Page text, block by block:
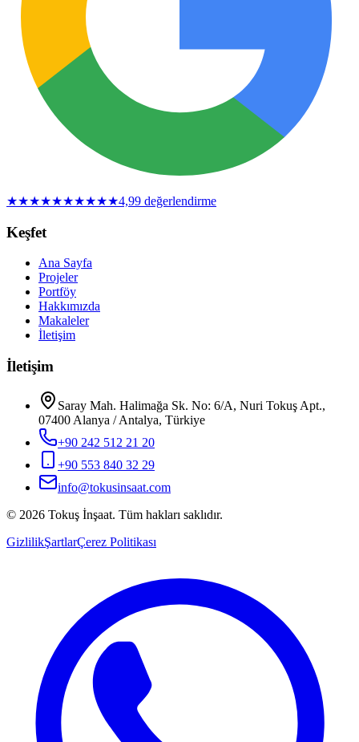
★★★★★★★★★★4,99 değerlendirme
Keşfet
Ana Sayfa
Projeler
Portföy
Hakkımızda
Makaleler
İletişim
İletişim
Saray Mah. Halimağa Sk. No: 6/A, Nuri Tokuş Apt.,
07400 Alanya / Antalya, Türkiye
+90 242 512 21 20
+90 553 840 32 29
info@tokusinsaat.com
© 2026 Tokuş İnşaat. Tüm hakları saklıdır.
GizlilikŞartlarÇerez Politikası